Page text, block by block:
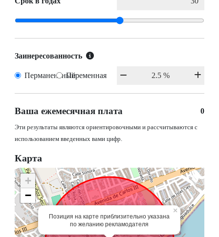
Заинересованность
ПерманентныйПеременная
Ваша ежемесячная плата 0
Эти результаты являются ориентировочными и рассчитываются с
использованием введенных вами цифр.
Карта
Позиция на карте приблизительно указана
по желанию рекламодателя
×
+
−